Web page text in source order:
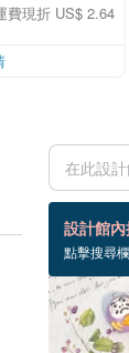
費現折 US$ 2.64
設計館
點擊搜尋
14 個商品